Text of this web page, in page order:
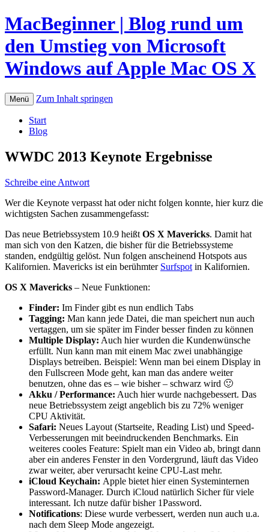
MacBeginner | Blog rund um
den Umstieg von Microsoft
Windows auf Apple Mac OS X
Menü Zum Inhalt springen
Start
Blog
WWDC 2013 Keynote Ergebnisse
Schreibe eine Antwort
Wer die Keynote verpasst hat oder nicht folgen konnte, hier kurz die
wichtigsten Sachen zusammengefasst:
Das neue Betriebssystem 10.9 heißt OS X Mavericks. Damit hat
man sich von den Katzen, die bisher für die Betriebssysteme
standen, endgültig gelöst. Nun folgen anscheinend Hotspots aus
Kalifornien. Mavericks ist ein berühmter Surfspot in Kalifornien.
OS X Mavericks – Neue Funktionen:
Finder: Im Finder gibt es nun endlich Tabs
Tagging: Man kann jede Datei, die man speichert nun auch
vertaggen, um sie später im Finder besser finden zu können
Multiple Display: Auch hier wurden die Kundenwünsche
erfüllt. Nun kann man mit einem Mac zwei unabhängige
Displays betreiben. Beispiel: Wenn man bei einem Display in
den Fullscreen Mode geht, kan man das andere weiter
benutzen, ohne das es – wie bisher – schwarz wird 🙂
Akku / Performance: Auch hier wurde nachgebessert. Das
neue Betriebssystem zeigt angeblich bis zu 72% weniger
CPU Aktivität.
Safari: Neues Layout (Startseite, Reading List) und Speed-
Verbesserungen mit beeindruckenden Benchmarks. Ein
weiteres cooles Feature: Spielt man ein Video ab, bringt dann
aber ein anderes Fenster in den Vordergrund, läuft das Video
zwar weiter, aber verursacht keine CPU-Last mehr.
iCloud Keychain: Apple bietet hier einen Systeminternen
Password-Manager. Durch iCloud natürlich Sicher für viele
interessant. Ich nutze dafür bisher 1Password.
Notifications: Diese wurde verbessert, werden nun auch u.a.
nach dem Sleep Mode angezeigt.